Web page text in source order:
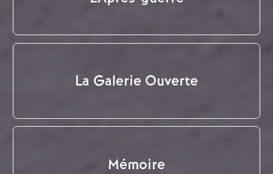
La Galerie Ouverte
Mémoire